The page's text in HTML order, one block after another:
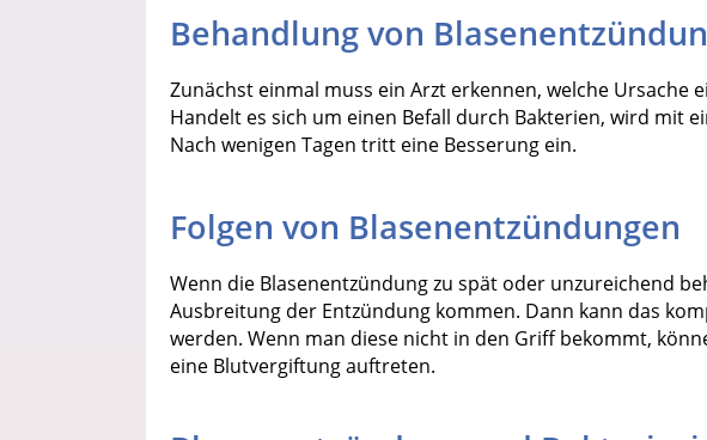
Behandlung von
Zunächst einmal muss ein Arzt erkennen, welche Ursache
Handelt es sich um einen Befall durch Bakterien, wird mit
Nach wenigen Tagen tritt eine Besserung ein.
Folgen von Blasenentzündungen
Wenn die Blasenentzündung zu spät oder unzureichend
Ausbreitung der Entzündung kommen. Dann kann das
werden. Wenn man diese nicht in den Griff bekommt,
eine Blutvergiftung auftreten.